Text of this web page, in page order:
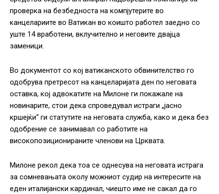
проверка на безбедноста на компјутерите во
канцелариите во Ватикан во коишто работел заедно со
уште 14 вработени, вклучително и неговите двајца
заменици.
Во документот со кој ватиканското обвинителство го
одобрува претресот на канцеларијата ден по неговата
оставка, кој адвокатите на Милоне ги покажале на
новинарите, стои дека спроведувал истраги „јасно
кршејќи“ ги статутите на неговата служба, како и дека без
одобрение се занимавал со работите на
високопозиционираните членови на Црквата.
Милоне рекол дека тоа се однесува на неговата истрага
за сомневањата околу можниот судир на интересите на
еден италијански кардинал, чиешто име не сакал да го